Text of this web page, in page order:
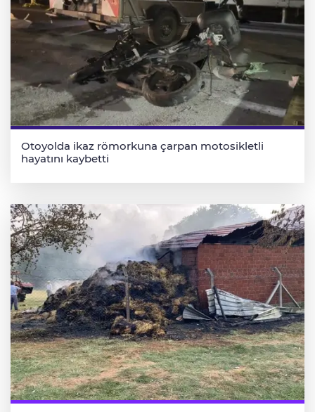
Otoyolda ikaz römorkuna çarpan motosikletli
hayatını kaybetti